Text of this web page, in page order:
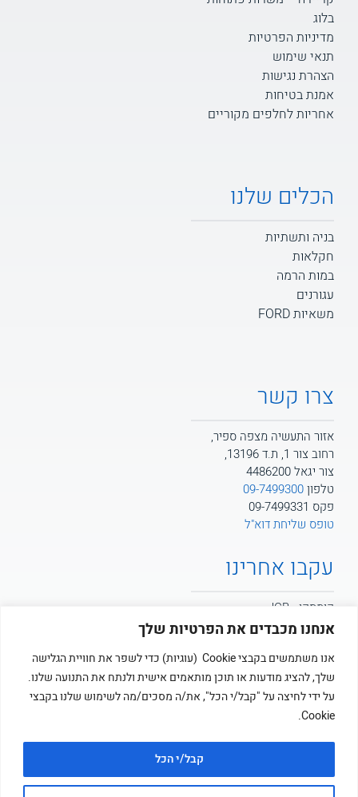
אנחנו מכבדים את הפרטיות שלך
אנו משתמשים בקבצי Cookie (עוגיות) כדי לשפר את חוויית הגלישה
שלך, להציג מודעות או תוכן מותאמים אישית ולנתח את התנועה שלנו.
על ידי לחיצה על "קבל/י הכל", את/ה מסכים/מה לשימוש שלנו בקבצי
Cookie.
קבל/י הכל
בלוג
מדיניות הפרטיות
תנאי שימוש
הצהרת נגישות
אמנת בטיחות
אחריות לחלפים מקוריים
הכלים שלנו
בניה ותשתיות
חקלאות
במות הרמה
עגורנים
משאיות FORD
צרו קשר
אזור התעשיה מצפה ספיר,
רחוב צור 1, ת.ד 13196,
צור יגאל 4486200
טלפון09-7499300
פקס 09-7499331
טופס שליחת דוא"ל
עקבו אחרינו
קומסקו - JCB
קומסקו - POTAIN
קומסקו